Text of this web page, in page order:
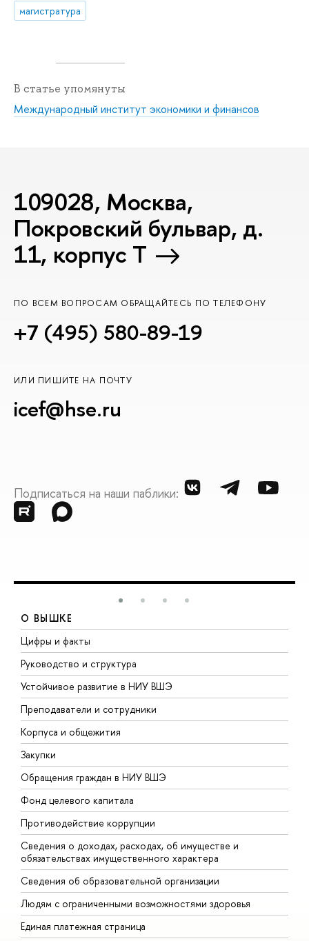
магистратура
В статье упомянуты
Международный институт экономики и финансов
109028, Москва,
Покровский бульвар, д.
11, корпус T
ПО ВСЕМ ВОПРОСАМ ОБРАЩАЙТЕСЬ ПО ТЕЛЕФОНУ
+7 (495) 580-89-19
ИЛИ ПИШИТЕ НА ПОЧТУ
icef@hse.ru
Подписаться на наши паблики:
О ВЫШКЕ
Цифры и факты
Руководство и структура
Устойчивое развитие в НИУ ВШЭ
Преподаватели и сотрудники
Корпуса и общежития
Закупки
Обращения граждан в НИУ ВШЭ
Фонд целевого капитала
Противодействие коррупции
Сведения о доходах, расходах, об имуществе и
обязательствах имущественного характера
Сведения об образовательной организации
Людям с ограниченными возможностями здоровья
Единая платежная страница